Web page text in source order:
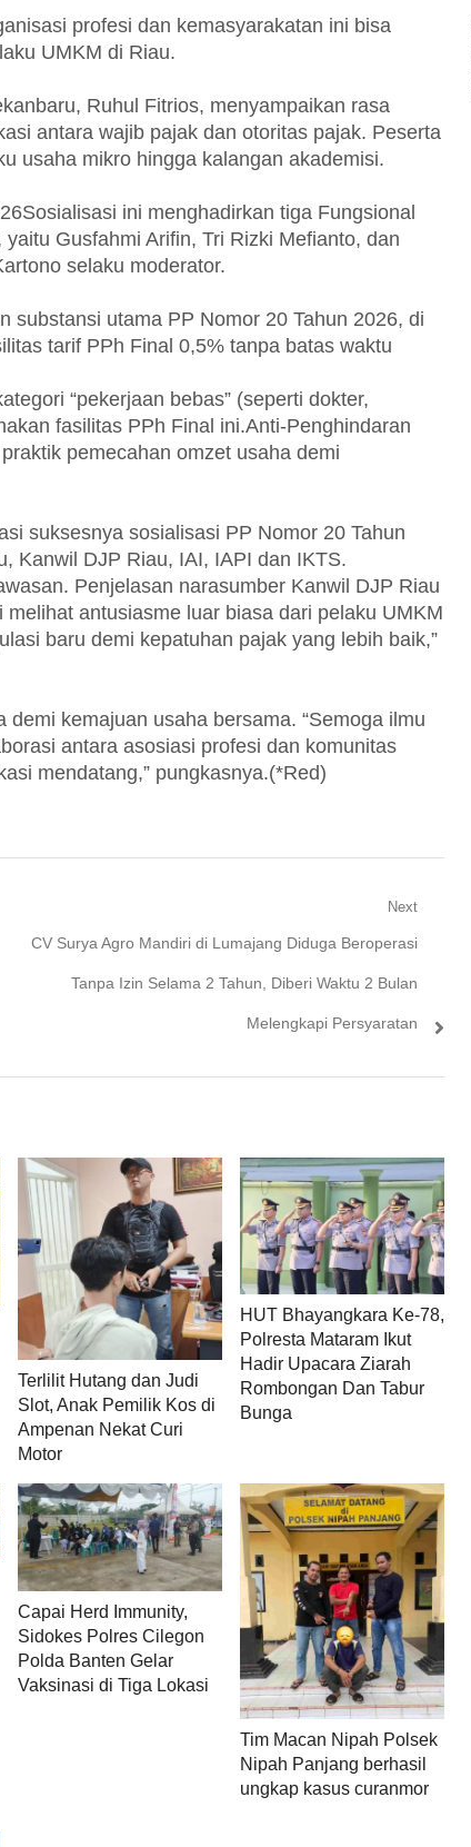
profesi dan kemasyarakatan ini bisa
UMKM di Riau.
Ruhul Fitrios, menyampaikan rasa
antara wajib pajak dan otoritas pajak. Peserta
usaha mikro hingga kalangan akademisi.
ini menghadirkan tiga Fungsional
Gusfahmi Arifin, Tri Rizki Mefianto, dan
selaku moderator.
substansi utama PP Nomor 20 Tahun 2026, di
tarif PPh Final 0,5% tanpa batas waktu
“pekerjaan bebas” (seperti dokter,
fasilitas PPh Final ini.Anti-Penghindaran
pemecahan omzet usaha demi
suksesnya sosialisasi PP Nomor 20 Tahun
Kanwil DJP Riau, IAI, IAPI dan IKTS.
Penjelasan narasumber Kanwil DJP Riau
antusiasme luar biasa dari pelaku UMKM
baru demi kepatuhan pajak yang lebih baik,”
kemajuan usaha bersama. “Semoga ilmu
antara asosiasi profesi dan komunitas
mendatang,” pungkasnya.(*Red)
Next
Next
post:
CV Surya Agro Mandiri di Lumajang Diduga Beroperasi
Tanpa Izin Selama 2 Tahun, Diberi Waktu 2 Bulan
Melengkapi Persyaratan
Terlilit Hutang dan Judi
Slot, Anak Pemilik Kos di
Ampenan Nekat Curi
Motor
HUT Bhayangkara Ke-78,
Polresta Mataram Ikut
Hadir Upacara Ziarah
Rombongan Dan Tabur
Bunga
Capai Herd Immunity,
Sidokes Polres Cilegon
Polda Banten Gelar
Vaksinasi di Tiga Lokasi
Tim Macan Nipah Polsek
Nipah Panjang berhasil
ungkap kasus curanmor